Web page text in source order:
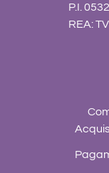
P.I.
REA: